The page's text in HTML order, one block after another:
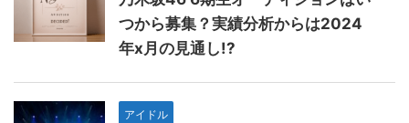
つから募集？実績分析からは2024
年x月の見通し!?
アイドル